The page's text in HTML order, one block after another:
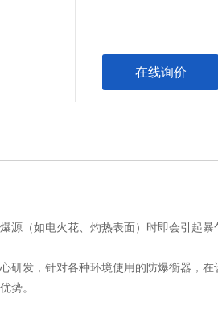
在线询价
源（如电火花、灼热表面）时即会引起
研发，针对各种环境使用的防爆衡器，
势。